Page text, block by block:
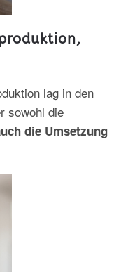
lag in den
sowohl die
die Umsetzung